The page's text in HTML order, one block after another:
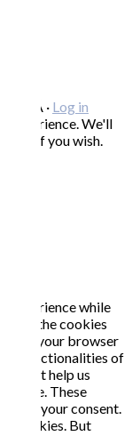
· Log in
experience. We'll
out if you wish.
experience while
the cookies
on your browser
functionalities of
that help us
These
with your consent.
cookies. But